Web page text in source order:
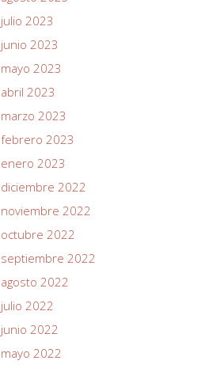
julio 2023
junio 2023
mayo 2023
abril 2023
marzo 2023
febrero 2023
enero 2023
diciembre 2022
noviembre 2022
octubre 2022
septiembre 2022
agosto 2022
julio 2022
junio 2022
mayo 2022